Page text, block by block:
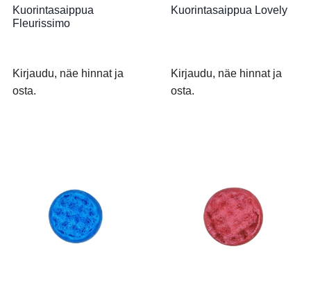
Kuorintasaippua
Fleurissimo
Kirjaudu, näe hinnat ja
osta.
Kuorintasaippua Lovely
Kirjaudu, näe hinnat ja
osta.